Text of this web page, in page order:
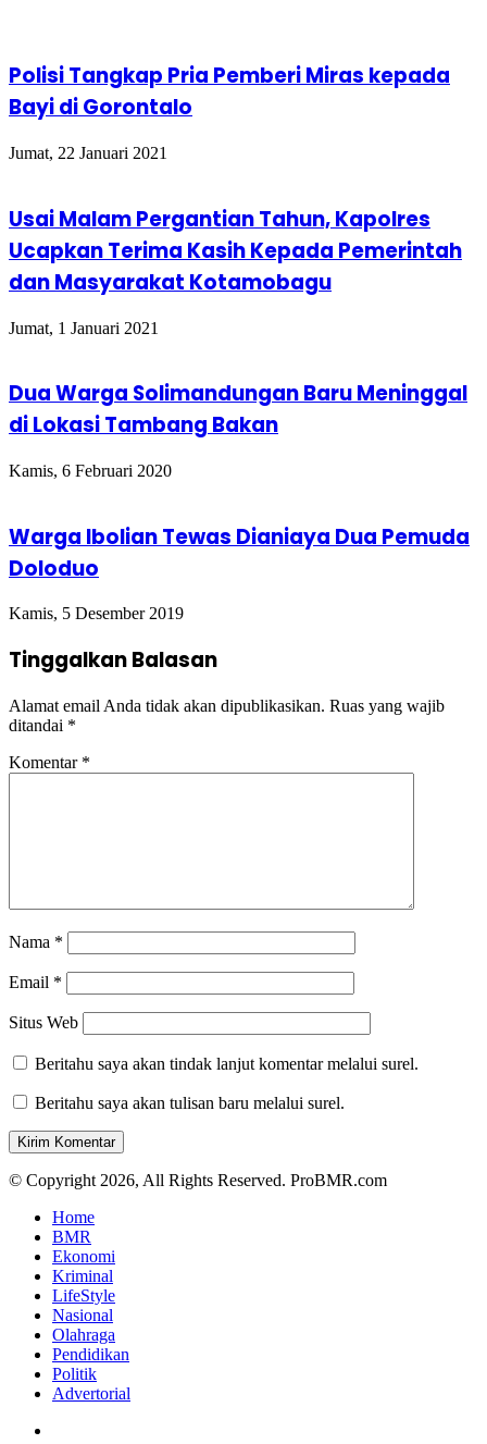
Polisi Tangkap Pria Pemberi Miras kepada
Bayi di Gorontalo
Jumat, 22 Januari 2021
Usai Malam Pergantian Tahun, Kapolres
Ucapkan Terima Kasih Kepada Pemerintah
dan Masyarakat Kotamobagu
Jumat, 1 Januari 2021
Dua Warga Solimandungan Baru Meninggal
di Lokasi Tambang Bakan
Kamis, 6 Februari 2020
Warga Ibolian Tewas Dianiaya Dua Pemuda
Doloduo
Kamis, 5 Desember 2019
Tinggalkan Balasan
Alamat email Anda tidak akan dipublikasikan. Ruas yang wajib
ditandai *
Komentar *
Nama *
Email *
Situs Web
Beritahu saya akan tindak lanjut komentar melalui surel.
Beritahu saya akan tulisan baru melalui surel.
© Copyright 2026, All Rights Reserved. ProBMR.com
Home
BMR
Ekonomi
Kriminal
LifeStyle
Nasional
Olahraga
Pendidikan
Politik
Advertorial